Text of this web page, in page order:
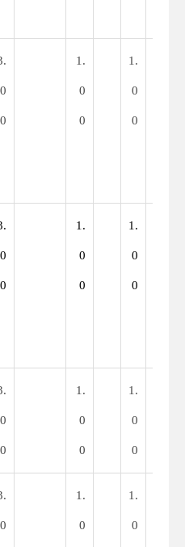
0
0
1.
0
0
1.
0
0
0
0
1.
0
0
1.
0
0
0
0
1.
0
0
1.
0
0
0
1.
0
1.
0